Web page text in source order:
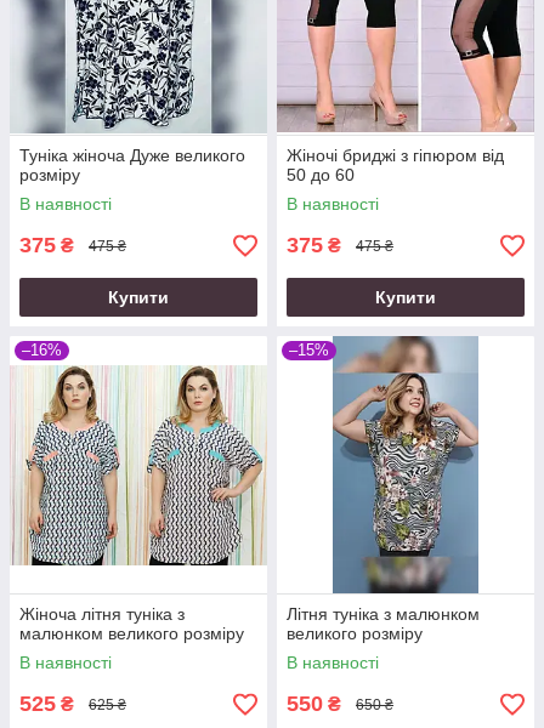
Туніка жіноча Дуже великого
розміру
В наявності
375 ₴ 475 ₴
Купити
Жіночі бриджі з гіпюром від
50 до 60
В наявності
375 ₴ 475 ₴
Купити
–16%
Жіноча літня туніка з
малюнком великого розміру
В наявності
525 ₴ 625 ₴
–15%
Літня туніка з малюнком
великого розміру
В наявності
550 ₴ 650 ₴